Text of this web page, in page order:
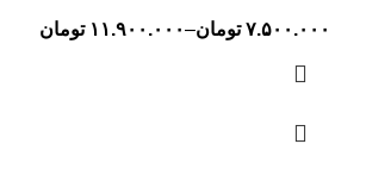
۷.۵۰۰.۰۰۰ تومان–۱۱.۹۰۰.۰۰۰ تومان